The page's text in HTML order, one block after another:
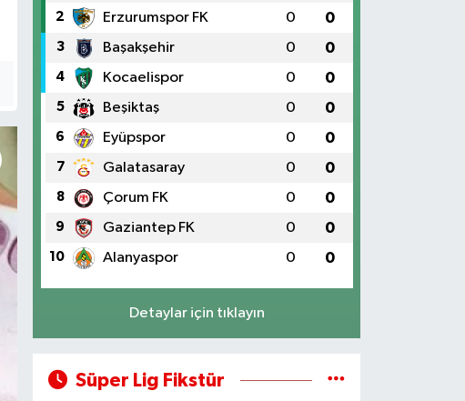
2 Erzurumspor FK 0 0
3 Başakşehir 0 0
4 Kocaelispor 0 0
5 Beşiktaş 0 0
6 Eyüpspor 0 0
7 Galatasaray 0 0
8 Çorum FK 0 0
9 Gaziantep FK 0 0
10 Alanyaspor 0 0
Detaylar için tıklayın
Süper Lig Fikstür